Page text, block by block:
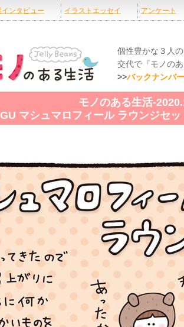
個性豊かな３人
交代で『モノの
>>バックナンバ
モノのある生活-
GU マシュマロフィール ラウンジセ